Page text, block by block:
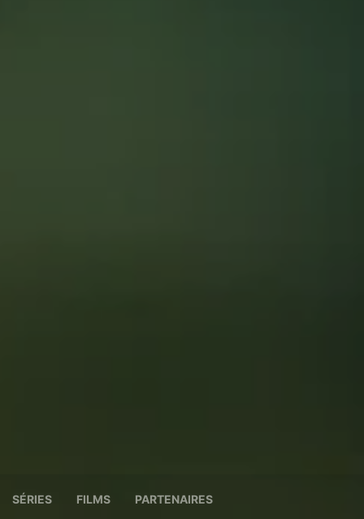
SÉRIES FILMS PARTENAIRES